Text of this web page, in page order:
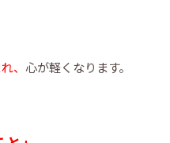
、 心が軽くなります。